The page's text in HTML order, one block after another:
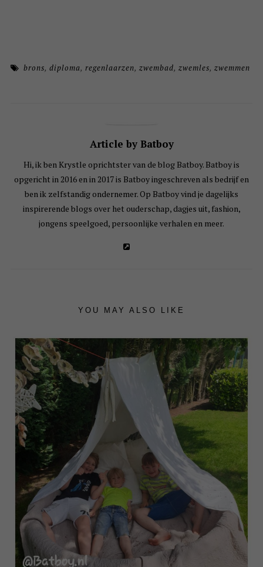
brons,diploma,regenlaarzen,zwembad,zwemles,zwemmen
Article by Batboy
Hi, ik ben Krystle oprichtster van de blog Batboy. Batboy is
opgericht in 2016 en in 2017 is Batboy ingeschreven als bedrijf en
ben ik zelfstandig ondernemer. Op Batboy vind je dagelijks
inspirerende blogs over het ouderschap, dagjes uit, fashion,
jongens speelgoed, persoonlijke verhalen en meer.
YOU MAY ALSO LIKE